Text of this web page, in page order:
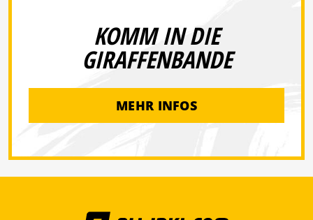
KOMM IN DIE
GIRAFFENBANDE
MEHR INFOS